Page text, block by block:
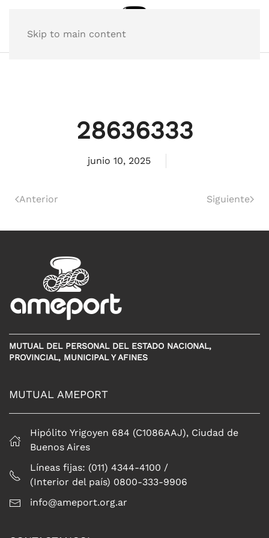
Skip to main content
28636333
junio 10, 2025
Anterior Siguiente
MUTUAL DEL PERSONAL DEL ESTADO NACIONAL,
PROVINCIAL, MUNICIPAL Y AFINES
MUTUAL AMEPORT
Hipólito Yrigoyen 684 (C1086AAJ), Ciudad de
Buenos Aires
Líneas fijas: (011) 4344-4100 /
(Interior del país) 0800-333-9906
info@ameport.org.ar